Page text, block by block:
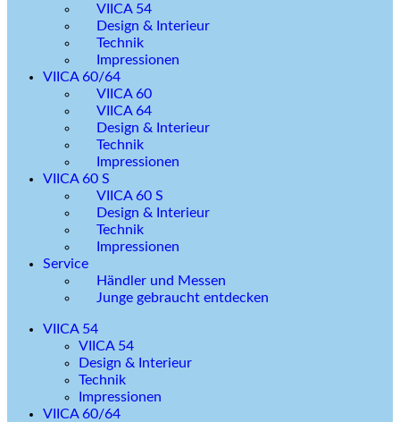
VIICA 54
Design & Interieur
Technik
Impressionen
VIICA 60/64
VIICA 60
VIICA 64
Design & Interieur
Technik
Impressionen
VIICA 60 S
VIICA 60 S
Design & Interieur
Technik
Impressionen
Service
Händler und Messen
Junge gebraucht entdecken
VIICA 54
VIICA 54
Design & Interieur
Technik
Impressionen
VIICA 60/64